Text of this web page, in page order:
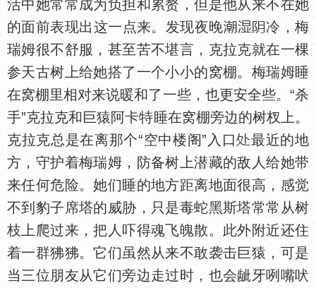
活中她常常成为负担和累赘，但是他从来不在她
的面前表现出这一点来。发现夜晚
冷，梅
瑞姆很不舒服，甚至苦不堪言，克拉克就在一棵
参天古树上给她搭了一个小小的窝棚。梅瑞姆睡
在窝棚里相对来说暖和了一些，也更安全些。“杀
手”克拉克和巨猿阿卡特睡在窝棚旁边的树杈上。
克拉克总是在离那个“空中楼阁”入口
最近的地
方，守护着梅瑞姆，防备树上潜藏的敌人给她带
来任何危险。她们睡的地方距离地面很高，感觉
不到豹子席塔的威胁，只是毒蛇黑斯塔常常从树
枝上爬过来，把人吓得魂飞魄散。此外附近还住
着一群狒狒。它们虽然从来不敢袭击巨猿，可是
当三位朋友从它们旁边走过时，也会龇牙咧嘴吠